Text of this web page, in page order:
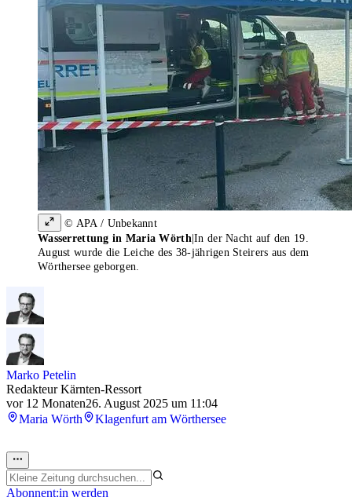
© APA / Unbekannt
Wasserrettung in Maria Wörth|In der Nacht auf den 19.
August wurde die Leiche des 38-jährigen Steirers aus dem
Wörthersee geborgen.
Marko Petelin
Redakteur Kärnten-Ressort
vor 12 Monaten26. August 2025 um 11:04
Maria Wörth
Klagenfurt am Wörthersee
Abonnent:in werden